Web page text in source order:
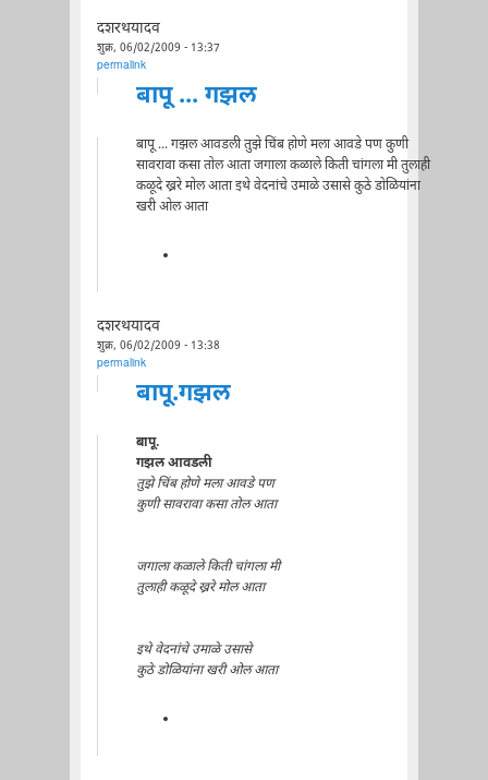
दशरथयादव
शुक्र, 06/02/2009 - 13:37
permalink
बापू ... गझल
बापू ... गझल आवडली तुझे चिंब होणे मला आवडे पण कुणी
सावरावा कसा तोल आता जगाला कळाले किती चांगला मी तुलाही
कळूदे ख्ररे मोल आता इथे वेदनांचे उमाळे उसासे कुठे डोळियांना
खरी ओल आता
दशरथयादव
शुक्र, 06/02/2009 - 13:38
permalink
बापू.गझल
बापू.
गझल आवडली
तुझे चिंब होणे मला आवडे पण
कुणी सावरावा कसा तोल आता
जगाला कळाले किती चांगला मी
तुलाही कळूदे ख्ररे मोल आता
इथे वेदनांचे उमाळे उसासे
कुठे डोळियांना खरी ओल आता